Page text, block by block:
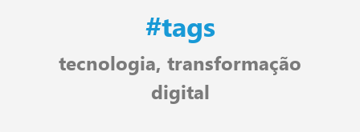
#tags
tecnologia, transformação
digital